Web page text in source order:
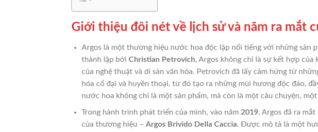
Giới thiệu đôi nét về lịch sử và năm ra mắt
Argos là một thương hiệu nước hoa độc lập nổi tiếng với những sản
thành lập bởi Christian Petrovich, Argos không chỉ là sự kết hợp
của nghệ thuật và di sản văn hóa. Petrovich đã lấy cảm hứng từ
hóa cổ đại và huyền thoại, từ đó tạo ra những mùi hương độc đáo,
nước hoa không chỉ là một sản phẩm, mà còn là một câu chuyện,
Trong hành trình phát triển của mình, vào năm 2019, Argos đã ra
của thương hiệu – Argos Brivido Della Caccia. Được mô tả là một